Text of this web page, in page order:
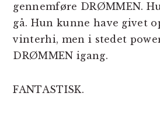
gennemføre DRØMMEN.
gå. Hun kunne have givet
vinterhi, men i stedet
DRØMMEN igang.
FANTASTISK.